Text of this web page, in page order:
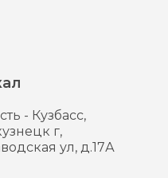
- Кузбасс,
г,
ул, д.17А